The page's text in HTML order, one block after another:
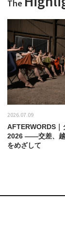
The
2026.07.09
AFTERWORDS｜
2026 ——交差、越
をめざして